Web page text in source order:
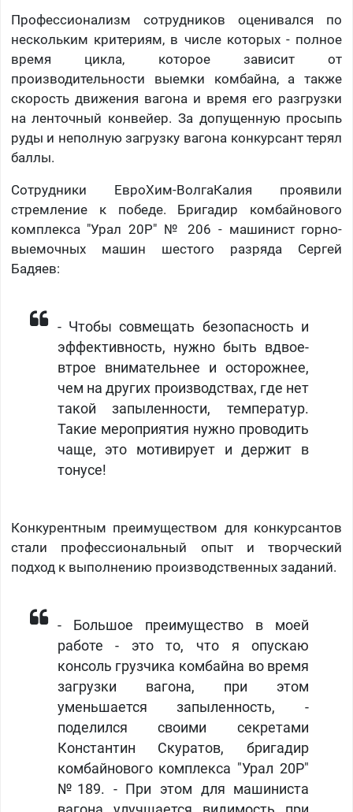
Профессионализм сотрудников оценивался по
нескольким критериям, в числе которых - полное
время цикла, которое зависит от
производительности выемки комбайна, а также
скорость движения вагона и время его разгрузки
на ленточный конвейер. За допущенную просыпь
руды и неполную загрузку вагона конкурсант терял
баллы.
Сотрудники ЕвроХим-ВолгаКалия проявили
стремление к победе. Бригадир комбайнового
комплекса "Урал 20Р" № 206 - машинист горно-
выемочных машин шестого разряда Сергей
Бадяев:
- Чтобы совмещать безопасность и
эффективность, нужно быть вдвое-
втрое внимательнее и осторожнее,
чем на других производствах, где нет
такой запыленности, температур.
Такие мероприятия нужно проводить
чаще, это мотивирует и держит в
тонусе!
Конкурентным преимуществом для конкурсантов
стали профессиональный опыт и творческий
подход к выполнению производственных заданий.
- Большое преимущество в моей
работе - это то, что я опускаю
консоль грузчика комбайна во время
загрузки вагона, при этом
уменьшается запыленность, -
поделился своими секретами
Константин Скуратов, бригадир
комбайнового комплекса "Урал 20Р"
№189. - При этом для машиниста